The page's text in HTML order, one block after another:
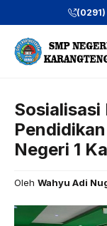
ke
(0291)
Sosialisasi
Negeri 1
Oleh Wahyu Adi